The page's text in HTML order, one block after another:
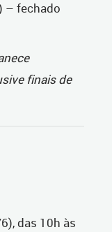
– fechado
finais de
das 10h às